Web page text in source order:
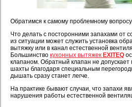
Обратимся к самому проблемному
Что делать с посторонними запахами от
из ситуации может служить установка
вытяжку или в канал естественной
Большинство кухонных вытяжек EXITEQ
клапаном. Обратный клапан не допускает
шахты благодаря специальным
дышать сразу станет легче.
На практике бывают случаи, что запахи
нарушения работы естественной